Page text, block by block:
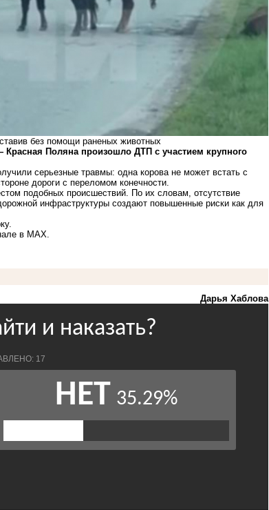
без помощи раненых животных
Поляна произошло ДТП с участием крупного
серьезные травмы: одна корова не может встать с
дороги с переломом конечности.
подобных происшествий. По их словам, отсутствие
инфраструктуры создают повышенные риски как для
в MAX.
Дарья Хаблова